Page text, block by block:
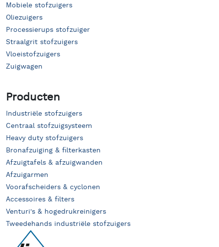
Mobiele stofzuigers
Oliezuigers
Processierups stofzuiger
Straalgrit stofzuigers
Vloeistofzuigers
Zuigwagen
Producten
Industriële stofzuigers
Centraal stofzuigsysteem
Heavy duty stofzuigers
Bronafzuiging & filterkasten
Afzuigtafels & afzuigwanden
Afzuigarmen
Voorafscheiders & cyclonen
Accessoires & filters
Venturi's & hogedrukreinigers
Tweedehands industriële stofzuigers